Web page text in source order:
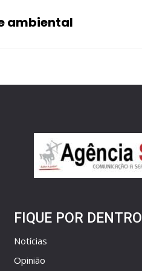
ambiental
FIQUE POR DENTRO
Notícias
Opinião